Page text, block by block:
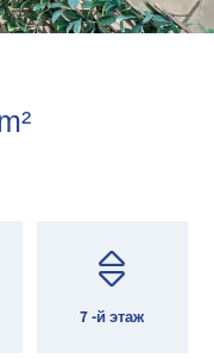
7 -й этаж